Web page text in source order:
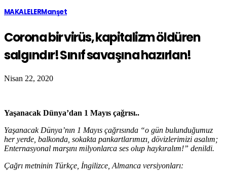
MAKALELERManşet
Corona bir virüs, kapitalizm öldüren
salgındır! Sınıf savaşına hazırlan!
Nisan 22, 2020
Yaşanacak Dünya’dan 1 Mayıs çağrısı..
Yaşanacak Dünya’nın 1 Mayıs çağrısında “o gün bulunduğumuz
her yerde, balkonda, sokakta pankartlarımızı, dövizlerimizi asalım;
Enternasyonal marşını milyonlarca ses olup haykıralım!” denildi.
Çağrı metninin Türkçe, İngilizce, Almanca versiyonları: